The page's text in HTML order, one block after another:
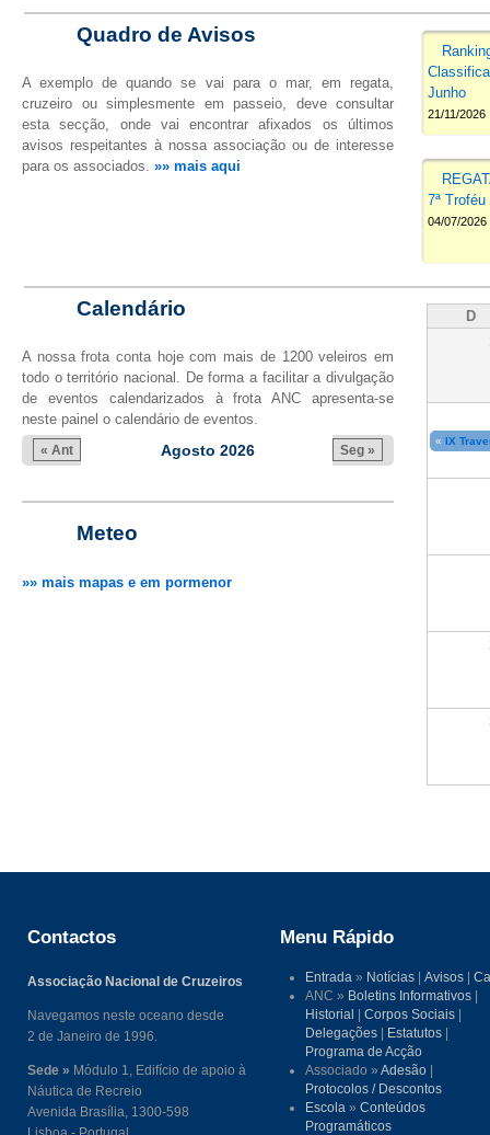
Quadro de Avisos
A exemplo de quando se vai para o mar, em regata,
cruzeiro ou simplesmente em passeio, deve consultar
esta secção, onde vai encontrar afixados os últimos
avisos respeitantes à nossa associação ou de interesse
para os associados. »» mais aqui
Junho
21/11/2026
7ª
04/07/2026
Calendário
A nossa frota conta hoje com mais de 1200 veleiros em
todo o território nacional. De forma a facilitar a divulgação
de eventos calendarizados à frota ANC apresenta-se
neste painel o calendário de eventos.
Meteo
»» mais mapas e em pormenor
Agosto 2026
« Ant Seg »
D
« IX
Contactos
Associação Nacional de Cruzeiros
Navegamos neste oceano desde
2 de Janeiro de 1996.
Sede » Módulo 1, Edifício de apoio à
Náutica de Recreio
Avenida Brasília, 1300-598
Lisboa - Portugal
Menu Rápido
Entrada » Notícias |Avisos |
ANC » Boletins Informativos |
Historial |Corpos Sociais |
Delegações | Estatutos |
Programa de Acção
Associado »Adesão |
Protocolos / Descontos
Escola »Conteúdos
Programáticos